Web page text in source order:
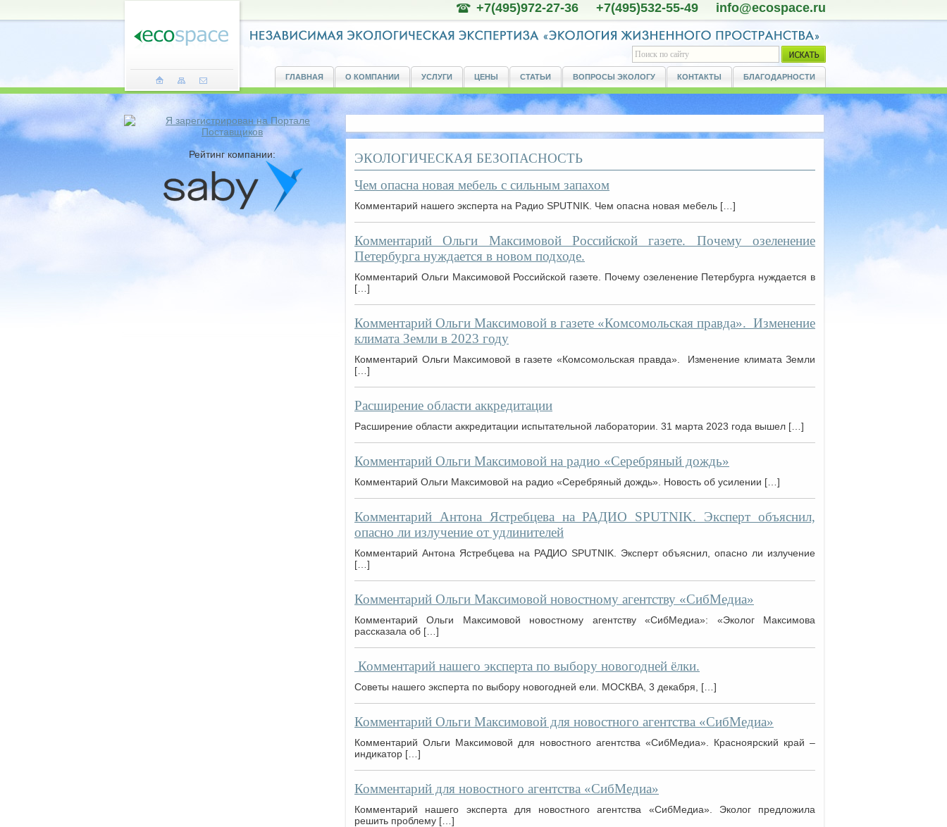
+7(495)972-27-36 +7(495)532-55-49 info@ecospace.ru
ГЛАВНАЯ О КОМПАНИИ УСЛУГИ ЦЕНЫ СТАТЬИ ВОПРОСЫ ЭКОЛОГУ КОНТАКТЫ БЛАГОДАРНОСТИ
ЭКОЛОГИЧЕСКАЯ БЕЗОПАСНОСТЬ
Чем опасна новая мебель с сильным запахом
Комментарий нашего эксперта на Радио SPUTNIK. Чем опасна новая мебель […]
Комментарий Ольги Максимовой Российской газете. Почему озеленение
Петербурга нуждается в новом подходе.
Комментарий Ольги Максимовой Российской газете. Почему озеленение Петербурга нуждается в
[…]
Комментарий Ольги Максимовой в газете «Комсомольская правда». Изменение
климата Земли в 2023 году
Комментарий Ольги Максимовой в газете «Комсомольская правда». Изменение климата Земли
[…]
Расширение области аккредитации
Расширение области аккредитации испытательной лаборатории. 31 марта 2023 года вышел […]
Комментарий Ольги Максимовой на радио «Серебряный дождь»
Комментарий Ольги Максимовой на радио «Серебряный дождь». Новость об усилении […]
Комментарий Антона Ястребцева на РАДИО SPUTNIK. Эксперт объяснил,
опасно ли излучение от удлинителей
Комментарий Антона Ястребцева на РАДИО SPUTNIK. Эксперт объяснил, опасно ли излучение
[…]
Комментарий Ольги Максимовой новостному агентству «СибМедиа»
Комментарий Ольги Максимовой новостному агентству «СибМедиа»: «Эколог Максимова
рассказала об […]
Комментарий нашего эксперта по выбору новогодней ёлки.
Советы нашего эксперта по выбору новогодней ели. МОСКВА, 3 декабря, […]
Комментарий Ольги Максимовой для новостного агентства «СибМедиа»
Комментарий Ольги Максимовой для новостного агентства «СибМедиа». Красноярский край –
индикатор […]
Комментарий для новостного агентства «СибМедиа»
Комментарий нашего эксперта для новостного агентства «СибМедиа». Эколог предложила
решить проблему […]
Рейтинг компании: